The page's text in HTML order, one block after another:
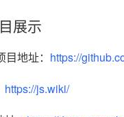
展示
地址： https://
https://js.wiki/